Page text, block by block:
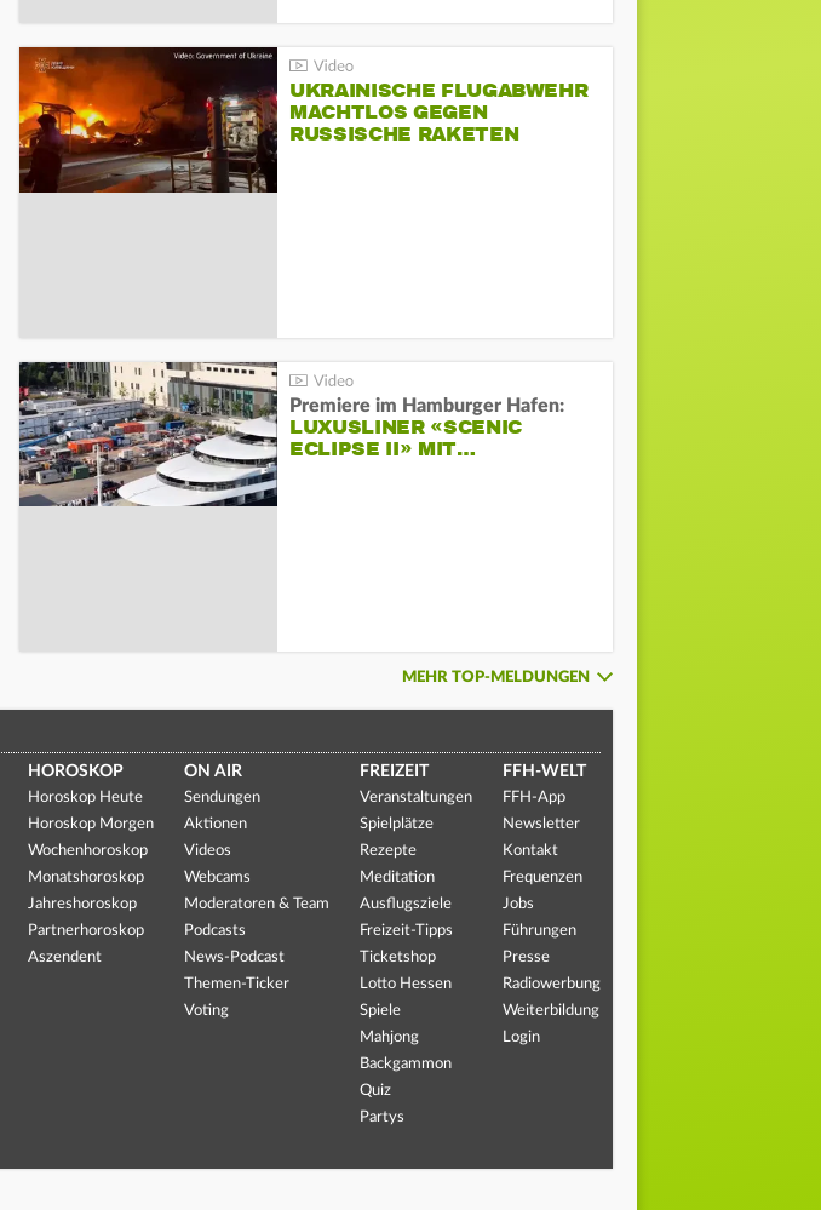
UKRAINISCHE FLUGABWEHR
MACHTLOS GEGEN
RUSSISCHE RAKETEN
Premiere im Hamburger Hafen:
LUXUSLINER «SCENIC
ECLIPSE II» MIT…
MEHR TOP-MELDUNGEN
HOROSKOP
Horoskop Heute
Horoskop Morgen
Wochenhoroskop
Monatshoroskop
Jahreshoroskop
Partnerhoroskop
Aszendent
ON AIR
Sendungen
Aktionen
Videos
Webcams
Moderatoren & Team
Podcasts
News-Podcast
Themen-Ticker
Voting
FREIZEIT
Veranstaltungen
Spielplätze
Rezepte
Meditation
Ausflugsziele
Freizeit-Tipps
Ticketshop
Lotto Hessen
Spiele
Mahjong
Backgammon
Quiz
Partys
FFH-WELT
FFH-App
Newsletter
Kontakt
Frequenzen
Jobs
Führungen
Presse
Radiowerbung
Weiterbildung
Login